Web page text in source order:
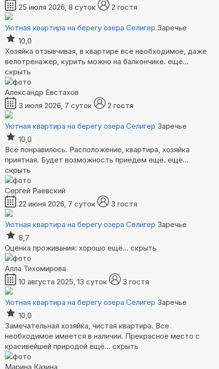
25 июля 2026, 8 суток
2 гостя
Уютная квартира на берегу озера Селигер Заречье
10,0
Хозяйка отзывчивая, в квартире всё необходимое, даже
велотренажёр, курить можно на балкончике. ещё...
скрыть
Александр Евстахов
3 июля 2026, 7 суток
2 гостя
Уютная квартира на берегу озера Селигер Заречье
10,0
Всё понравилось. Расположение, квартира, хозяйка
приятная. Будет возможность приедем ещё. ещё...
скрыть
Сергей Раевский
22 июня 2026, 7 суток
3 гостя
Уютная квартира на берегу озера Селигер Заречье
8,7
Оценка проживания: хорошо ещё... скрыть
Алла Тихомирова
10 августа 2025, 13 суток
3 гостя
Уютная квартира на берегу озера Селигер Заречье
10,0
Замечательная хозяйка, чистая квартира. Все
необходимое имеется в наличии. Прекрасное место с
красивейшей природой ещё... скрыть
Марина Казина